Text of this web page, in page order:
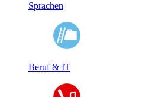
Sprachen
Beruf & IT